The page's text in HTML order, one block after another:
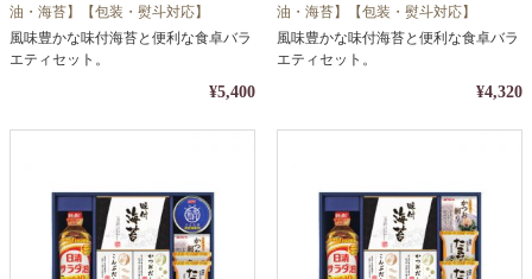
油・海苔】【包装・熨斗対応】
風味豊かな味付海苔と便利な食卓バラ
エティセット。
¥5,400
油・海苔】【包装・熨斗対応】
風味豊かな味付海苔と便利な食卓バラ
エティセット。
¥4,320